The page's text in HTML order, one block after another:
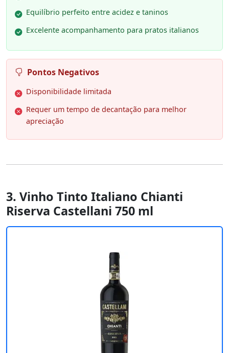
Equilíbrio perfeito entre acidez e taninos
Excelente acompanhamento para pratos italianos
Pontos Negativos
Disponibilidade limitada
Requer um tempo de decantação para melhor
apreciação
3. Vinho Tinto Italiano Chianti
Riserva Castellani 750 ml